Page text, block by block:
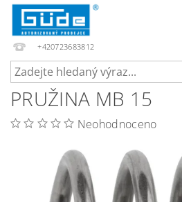
+420723683812
PRUŽINA MB 15
Neohodnoceno